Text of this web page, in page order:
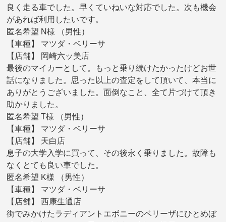
良く走る車でした。早くていねいな対応でした。次も機会
があれば利用したいです。
匿名希望 N様 （男性）
【車種】 マツダ・ベリーサ
【店舗】 岡崎六ッ美店
最後のマイカーとして。もっと乗り続けたかったけどお世
話になりました。思った以上の査定をして頂いて、本当に
ありがとうございました。面倒なこと、全て片づけて頂き
助かりました。
匿名希望 T様 （男性）
【車種】 マツダ・ベリーサ
【店舗】 天白店
息子の大学入学に買って、その後永く乗りました。故障も
なくとても良い車でした。
匿名希望 K様 （男性）
【車種】 マツダ・ベリーサ
【店舗】 西康生通店
街でみかけたラディアントエボニーのベリーザにひとめぼ